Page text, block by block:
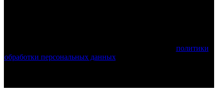
политики
обработки персональных данныхи соглашаетесь с тем, что мы